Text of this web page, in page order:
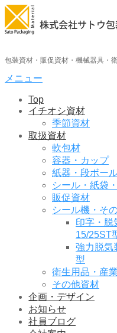
コ
ン
テ
ツ
ス
包装資材・販促資材・機械器具・
メニュー
Top
イチオシ資材
季節資材
取扱資材
軟包材
容器・カップ
紙器・段ボー
シール・紙袋
販促資材
シール機・そ
印字・脱
15/25ST
強力脱気
型
衛生用品・産
その他資材
企画・デザイン
お知らせ
社員ブログ